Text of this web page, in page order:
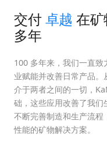
交付 卓越 在矿
多年
100 多年来，我们一直
业赋能并改善日常产品
介于两者之间的一切，
础，这些应用改善了我
不断完善制造和生产流
性能的矿物解决方案。